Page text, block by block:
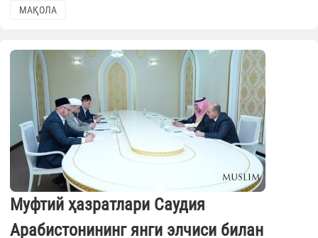
МАҚОЛА
Муфтий ҳазратлари Саудия
Арабистонининг янги элчиси билан